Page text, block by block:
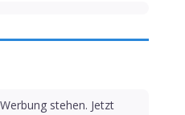
stehen. Jetzt